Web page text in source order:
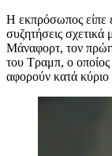
Η εκπρόσωπος είπε
συζητήσεις
Μάναφορτ, τον
του Τραμπ, ο οποίος
αφορούν κατά